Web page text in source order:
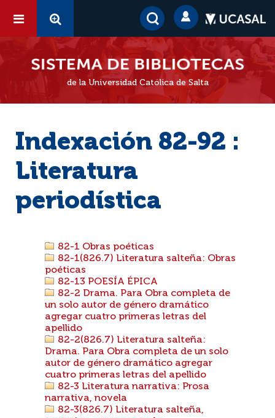
de la Universidad Católica de Salta
Indexación 82-92 :
Literatura
periodística
82-1 Obras poéticas
82-1(826.7) Literatura salteña: Obras
poéticas
82-13 POESÍA ÉPICA
82-2 Drama. Para Obra completa de
un solo autor de género dramático
agregar cuatro primeras letras del
apellido
82-2(826.7) Literatura salteña:
Drama. Para Obra completa de un solo
autor de género dramático agregar
cuatro primeras letras del apellido
82-3 Literatura narrativa: Prosa
narrativa, novela
82-3(826.7) Literatura salteña,